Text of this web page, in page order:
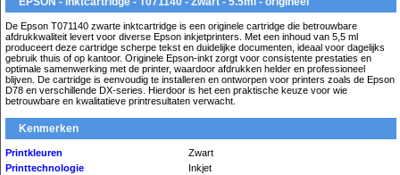
De Epson T071140 zwarte inktcartridge is een originele cartridge die betrouwbare
afdrukkwaliteit levert voor diverse Epson inkjetprinters. Met een inhoud van 5,5 ml
produceert deze cartridge scherpe tekst en duidelijke documenten, ideaal voor dagelijks
gebruik thuis of op kantoor. Originele Epson-inkt zorgt voor consistente prestaties en
optimale samenwerking met de printer, waardoor afdrukken helder en professioneel
blijven. De cartridge is eenvoudig te installeren en ontworpen voor printers zoals de Epson
D78 en verschillende DX-series. Hierdoor is het een praktische keuze voor wie
betrouwbare en kwalitatieve printresultaten verwacht.
Kenmerken
Printkleuren
Zwart
Printtechnologie
Inkjet